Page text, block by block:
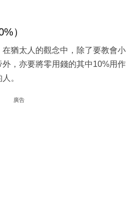
）
猶太人的觀念中，除了要教會小
，亦要將零用錢的其中10%用作
。
廣告